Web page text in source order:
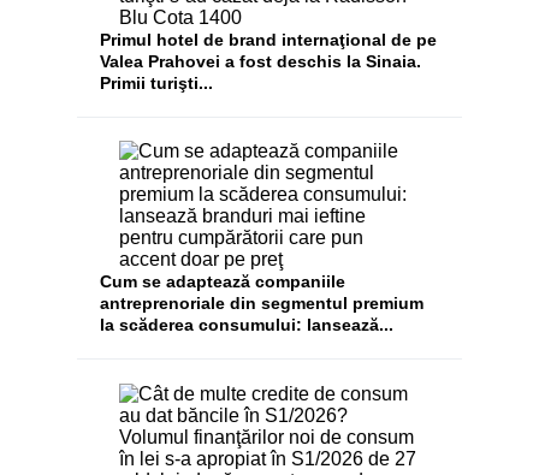
​Primul hotel de brand internaţional de pe
Valea Prahovei a fost deschis la Sinaia.
Primii turişti...
Cum se adaptează companiile
antreprenoriale din segmentul premium
la scăderea consumului: lansează...